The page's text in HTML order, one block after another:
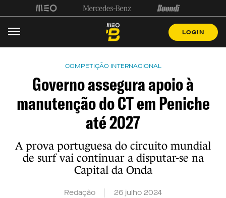
LOGIN
COMPETIÇÃO INTERNACIONAL
Governo assegura apoio à
manutenção do CT em Peniche
até 2027
A prova portuguesa do circuito mundial
de surf vai continuar a disputar-se na
Capital da Onda
Redação 26 julho 2024